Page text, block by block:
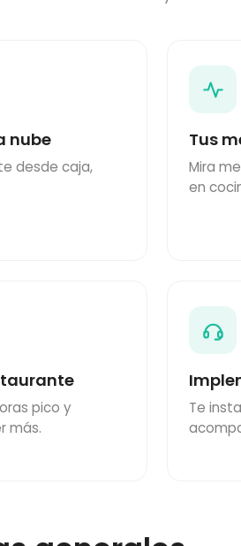
nube
desde caja,
Tus
Mira
en
pico y
más.
Te